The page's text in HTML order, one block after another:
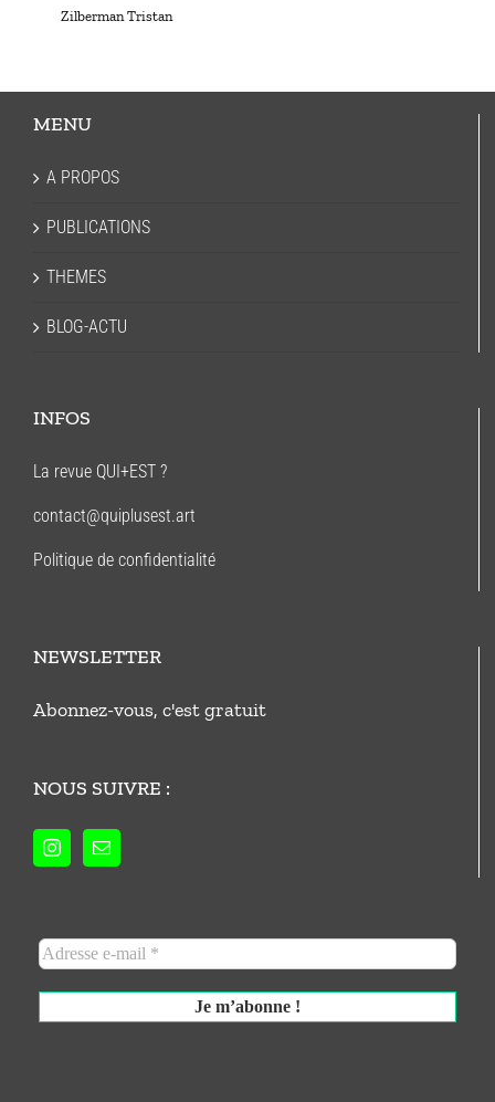
Zilberman Tristan
MENU
A PROPOS
PUBLICATIONS
THEMES
BLOG-ACTU
INFOS
La revue QUI+EST ?
contact@quiplusest.art
Politique de confidentialité
NEWSLETTER
Abonnez-vous, c'est gratuit
NOUS SUIVRE :